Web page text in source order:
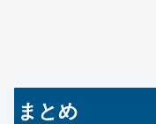
まとめ